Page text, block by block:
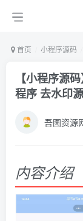
首页 小程序源码
【小程序源
程序 去水印
吾图资源
内容介绍